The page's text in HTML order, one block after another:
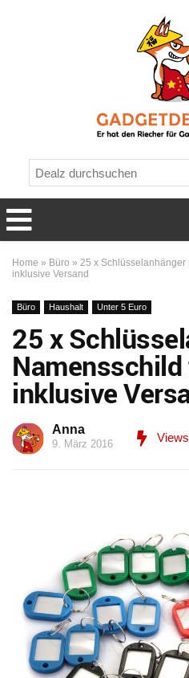
Home » Büro » 25 x Schlüsselanhänger
inklusive Versand
Büro Haushalt Unter 5 Euro
25 x
inklusive
Anna
9. März 2016 Views